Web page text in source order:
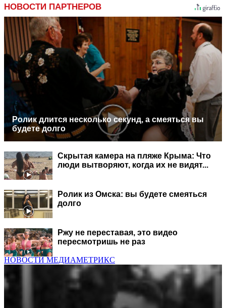
НОВОСТИ ПАРТНЕРОВ
Ролик длится несколько секунд, а смеяться вы
будете долго
Скрытая камера на пляже Крыма: Что
люди вытворяют, когда их не видят...
Ролик из Омска: вы будете смеяться
долго
Ржу не переставая, это видео
пересмотришь не раз
НОВОСТИ МЕДИАМЕТРИКС